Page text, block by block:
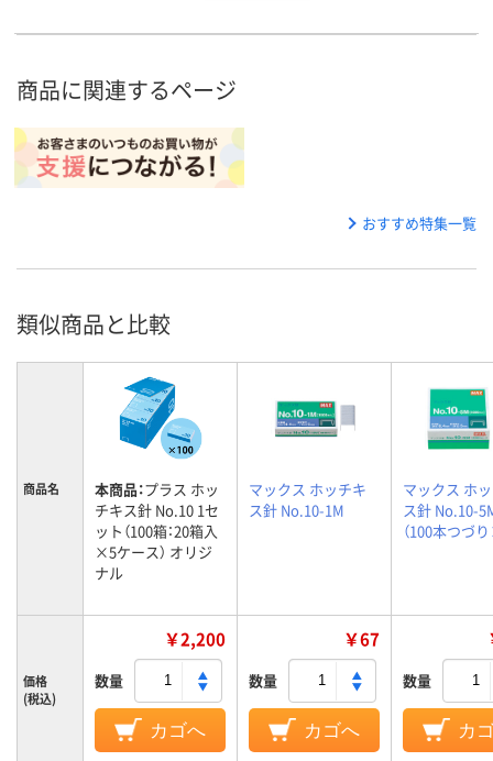
商品に関連するページ
おすすめ特集一覧
類似商品と比較
商品名 本商品：プラス ホッ
チキス針 No.10 1セ
ット（100箱：20箱入
×5ケース） オリジ
ナル
マックス ホッチキ
ス針 No.10-1M
マックス ホ
ス針 No.10-
（100本つづ
価格
(税込)
￥2,200
数量
カゴへ
￥67
数量
カゴへ
数量
カ